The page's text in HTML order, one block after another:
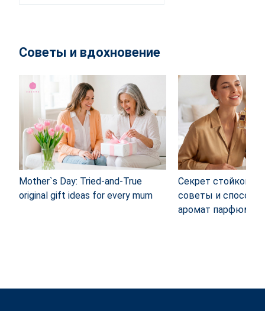
Советы и вдохновение
Mother`s Day: Tried-and-True
original gift ideas for every mum
Секрет стойкого
советы и способы
аромат парфюма